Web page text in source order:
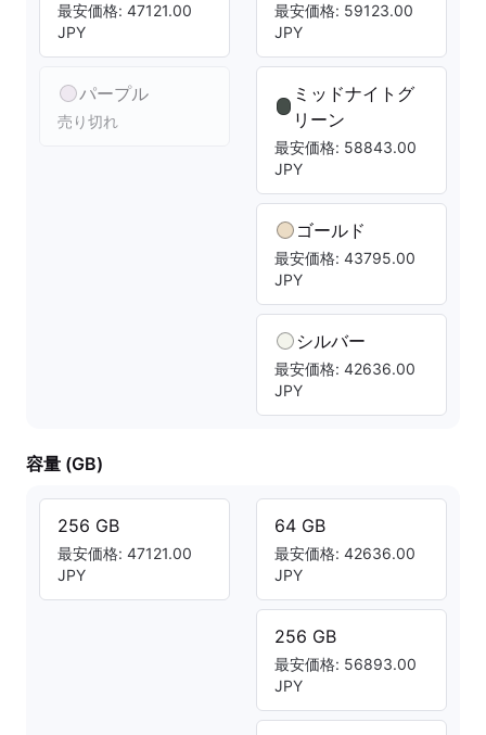
最安価格: 47121.00
JPY
パープル
売り切れ
最安価格: 59123.00
JPY
ミッドナイトグ
リーン
最安価格: 58843.00
JPY
ゴールド
最安価格: 43795.00
JPY
シルバー
最安価格: 42636.00
JPY
容量 (GB)
256 GB
最安価格: 47121.00
JPY
64 GB
最安価格: 42636.00
JPY
256 GB
最安価格: 56893.00
JPY